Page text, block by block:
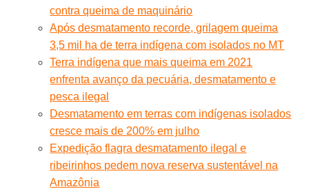
contra queima de maquinário
Após desmatamento recorde, grilagem queima
3,5 mil ha de terra indígena com isolados no MT
Terra indígena que mais queima em 2021
enfrenta avanço da pecuária, desmatamento e
pesca ilegal
Desmatamento em terras com indígenas isolados
cresce mais de 200% em julho
Expedição flagra desmatamento ilegal e
ribeirinhos pedem nova reserva sustentável na
Amazônia